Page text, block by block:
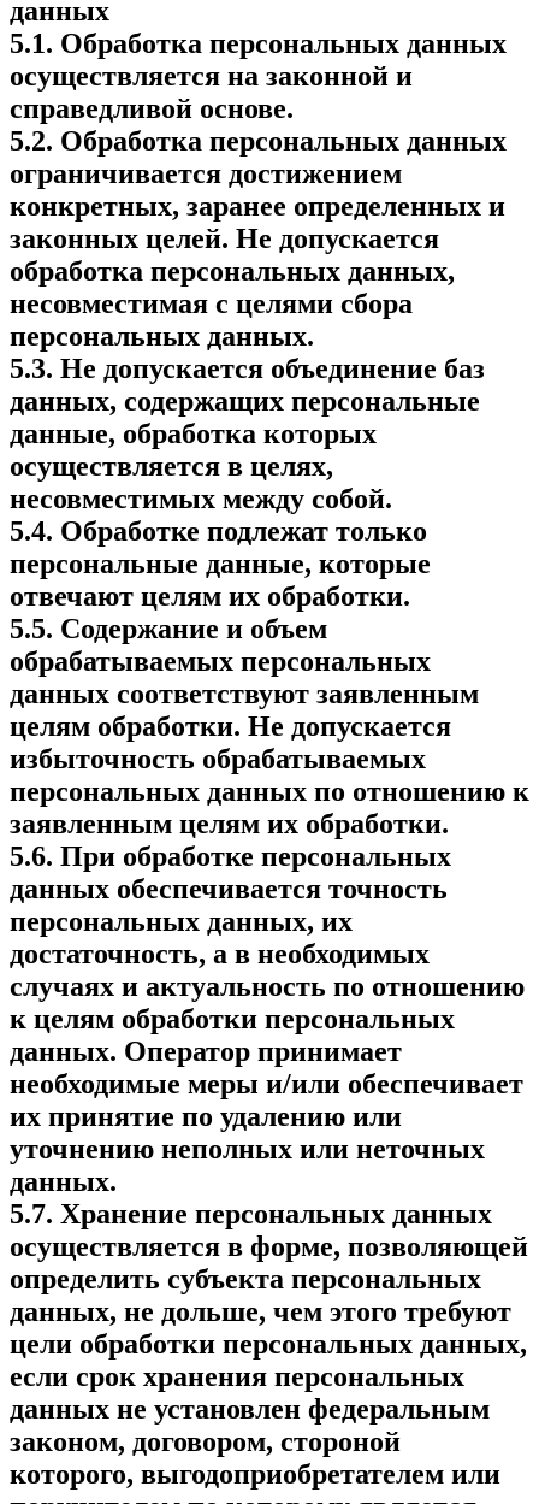
данных
5.1. Обработка персональных данных
осуществляется на законной и
справедливой основе.
5.2. Обработка персональных данных
ограничивается достижением
конкретных, заранее определенных и
законных целей. Не допускается
обработка персональных данных,
несовместимая с целями сбора
персональных данных.
5.3. Не допускается объединение баз
данных, содержащих персональные
данные, обработка которых
осуществляется в целях,
несовместимых между собой.
5.4. Обработке подлежат только
персональные данные, которые
отвечают целям их обработки.
5.5. Содержание и объем
обрабатываемых персональных
данных соответствуют заявленным
целям обработки. Не допускается
избыточность обрабатываемых
персональных данных по отношению к
заявленным целям их обработки.
5.6. При обработке персональных
данных обеспечивается точность
персональных данных, их
достаточность, а в необходимых
случаях и актуальность по отношению
к целям обработки персональных
данных. Оператор принимает
необходимые меры и/или обеспечивает
их принятие по удалению или
уточнению неполных или неточных
данных.
5.7. Хранение персональных данных
осуществляется в форме, позволяющей
определить субъекта персональных
данных, не дольше, чем этого требуют
цели обработки персональных данных,
если срок хранения персональных
данных не установлен федеральным
законом, договором, стороной
которого, выгодоприобретателем или